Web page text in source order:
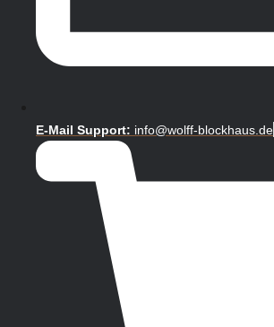
E-Mail Support: info@wolff-blockhaus.de